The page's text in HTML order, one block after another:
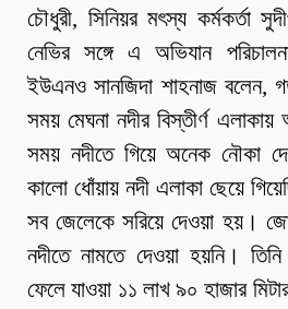
চৌধুরী, সিনিয়র মৎস্য কর্মকর্তা
নেভির সঙ্গে এ অভিযান
ইউএনও সানজিদা শাহনাজ বলেন,
সময় মেঘনা নদীর বিস্তীর্ণ
সময় নদীতে গিয়ে অনেক নৌকা
কালো ধোঁয়ায় নদী এলাকা ছেয়ে
সব জেলেকে সরিয়ে দেওয়া হয়।
নদীতে নামতে দেওয়া হয়নি।
ফেলে যাওয়া ১১ লাখ ৯০ হাজার